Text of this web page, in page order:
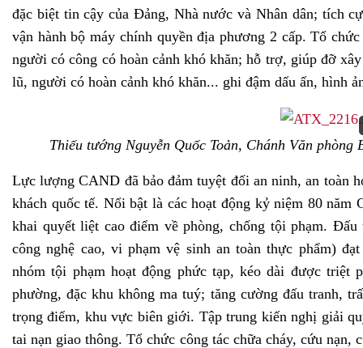
đặc biệt tin cậy của Đảng, Nhà nước và Nhân dân; tích
vận hành bộ máy chính quyền địa phương 2 cấp. Tổ
người có công có hoàn cảnh khó khăn; hỗ trợ, giúp đỡ
lũ, người có hoàn cảnh khó khăn... ghi đậm dấu ấn, hình
Thiếu tướng Nguyễn Quốc Toản, Chánh Văn
Lực lượng CAND đã bảo đảm tuyệt đối an ninh, an toàn
khách quốc tế. Nổi bật là các hoạt động kỷ niệm 80 năm
khai quyết liệt cao điểm về phòng, chống tội phạm.
công nghệ cao, vi phạm vệ sinh an toàn thực phẩm)
nhóm tội phạm hoạt động phức tạp, kéo dài được
phường, đặc khu không ma tuý; tăng cường đấu tranh,
trọng điểm, khu vực biên giới. Tập trung kiến nghị giải
tai nạn giao thông. Tổ chức công tác chữa cháy, cứu